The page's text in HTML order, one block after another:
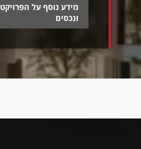
מידע נוסף על הפרויקט
ונכסים